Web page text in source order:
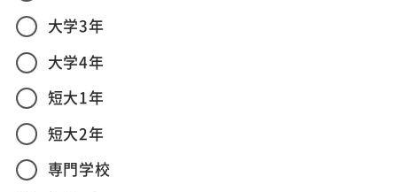
大学3年
大学4年
短大1年
短大2年
専門学校